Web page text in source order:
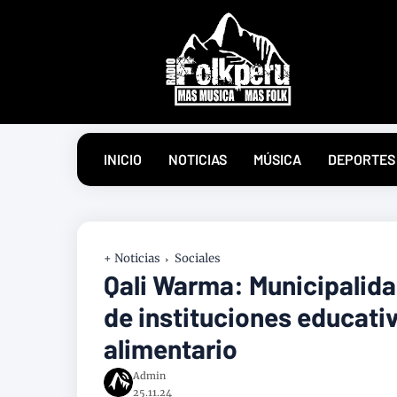
INICIO NOTICIAS MÚSICA DEPORTES
+ Noticias Sociales
Qali Warma:
de instituciones
alimentario
Admin
25.11.24